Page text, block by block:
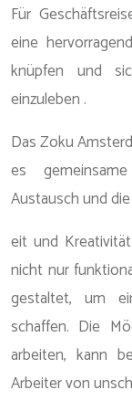
Für
eine
knüpfen und
einzuleben .
Das Zoku
es
Austausch und
eit und
nicht nur
gestaltet, um
schaffen. Die
arbeiten, kann
Arbeiter von